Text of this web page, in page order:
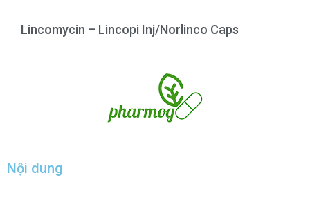
Lincomycin – Lincopi Inj/Norlinco Caps
Nội dung